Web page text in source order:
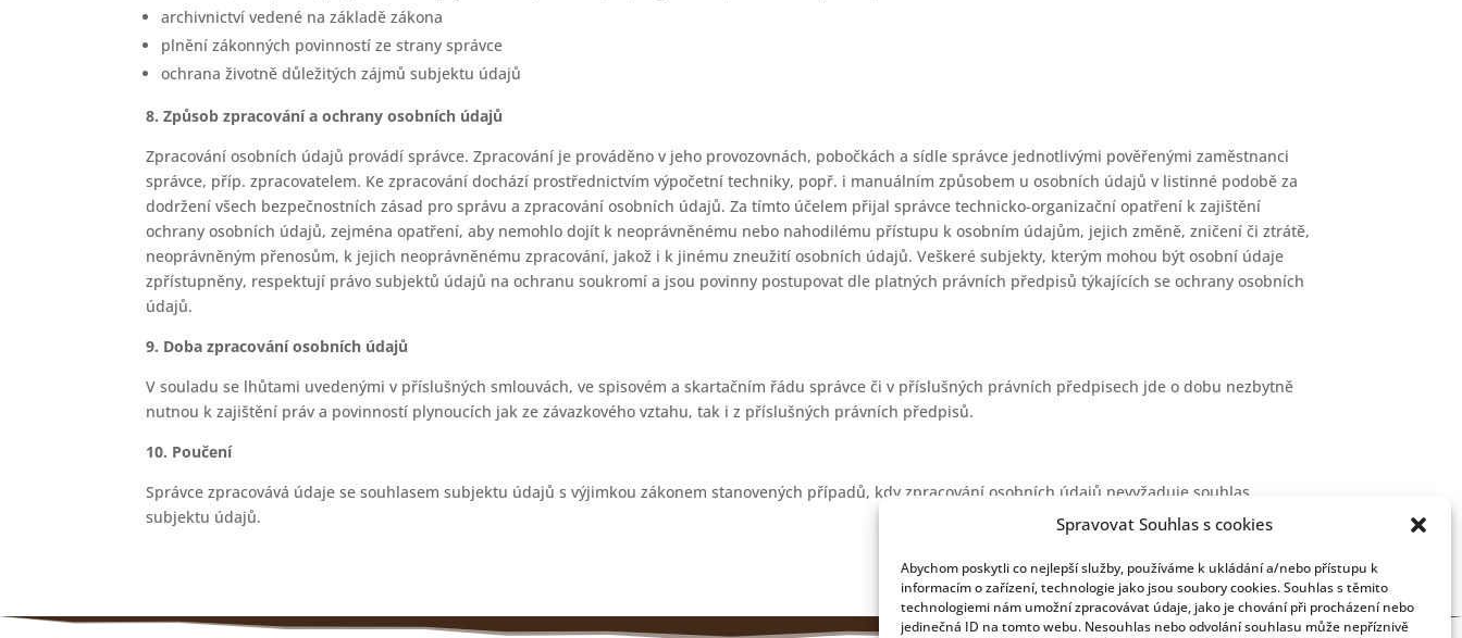
Spravovat Souhlas s cookies
Abychom poskytli co nejlepší služby, používáme k ukládání a/nebo přístupu k
informacím o zařízení, technologie jako jsou soubory cookies. Souhlas s těmito
technologiemi nám umožní zpracovávat údaje, jako je chování při procházení nebo
jedinečná ID na tomto webu. Nesouhlas nebo odvolání souhlasu může nepříznivě
archivnictví vedené na základě zákona
plnění zákonných povinností ze strany správce
ochrana životně důležitých zájmů subjektu údajů
8. Způsob zpracování a ochrany osobních údajů
Zpracování osobních údajů provádí správce. Zpracování je prováděno v jeho provozovnách, pobočkách a sídle správce jednotlivými pověřenými zaměstnanci
správce, příp. zpracovatelem. Ke zpracování dochází prostřednictvím výpočetní techniky, popř. i manuálním způsobem u osobních údajů v listinné podobě za
dodržení všech bezpečnostních zásad pro správu a zpracování osobních údajů. Za tímto účelem přijal správce technicko-organizační opatření k zajištění
ochrany osobních údajů, zejména opatření, aby nemohlo dojít k neoprávněnému nebo nahodilému přístupu k osobním údajům, jejich změně, zničení či ztrátě,
neoprávněným přenosům, k jejich neoprávněnému zpracování, jakož i k jinému zneužití osobních údajů. Veškeré subjekty, kterým mohou být osobní údaje
zpřístupněny, respektují právo subjektů údajů na ochranu soukromí a jsou povinny postupovat dle platných právních předpisů týkajících se ochrany osobních
údajů.
9. Doba zpracování osobních údajů
V souladu se lhůtami uvedenými v příslušných smlouvách, ve spisovém a skartačním řádu správce či v příslušných právních předpisech jde o dobu nezbytně
nutnou k zajištění práv a povinností plynoucích jak ze závazkového vztahu, tak i z příslušných právních předpisů.
10. Poučení
Správce zpracovává údaje se souhlasem subjektu údajů s výjimkou zákonem stanovených případů, kdy zpracování osobních údajů nevyžaduje souhlas
subjektu údajů.